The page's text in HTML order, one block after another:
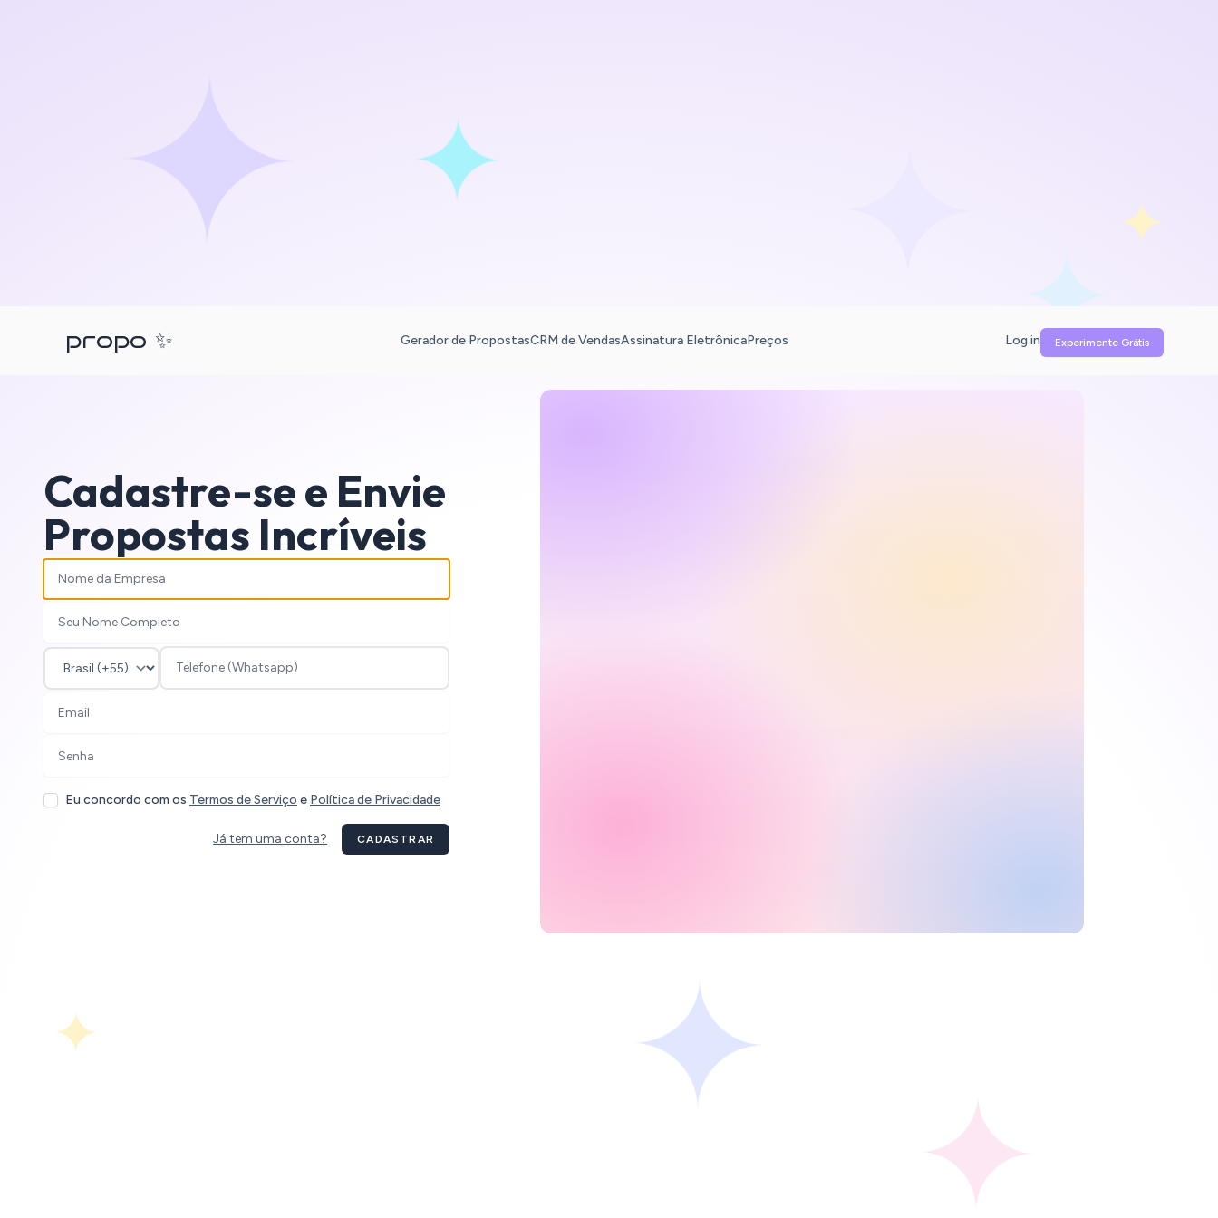
propo ✨︎ Gerador de PropostasCRM de VendasAssinatura EletrônicaPreços Log in Experimente Grátis
Cadastre-se e Envie
Propostas Incríveis
Eu concordo com os Termos de Serviço e Política de Privacidade
Já tem uma conta? CADASTRAR
aguarde...